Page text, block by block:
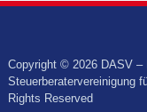
Copyright © 2026 DASV –
Steuerberatervereinigung
Rights Reserved